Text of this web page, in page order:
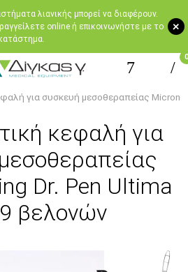
+
λιανικής μπορεί να διαφέρουν.
online ή επικοινωνήστε με το
0
για συσκευή μεσοθεραπείας
κεφαλή για
Dr. Pen Ultima
βελονών